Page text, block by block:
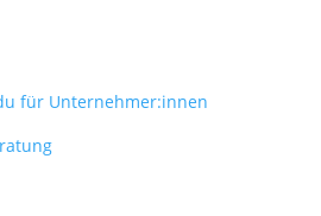
für Unternehmer:innen